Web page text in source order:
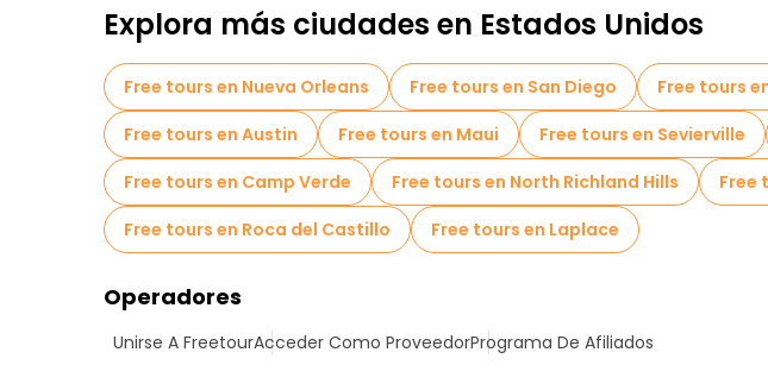
Explora más ciudades en Estados Unidos
Free tours en Nueva Orleans Free tours en San Diego Free tours
Free tours en Austin
Free tours en Maui Free tours en Sevierville
Free tours en Camp Verde
Free tours en North Richland Hills Free
Free tours en Roca del Castillo
Free tours en Laplace
Operadores
Unirse A FreetourAcceder Como ProveedorPrograma De Afiliados